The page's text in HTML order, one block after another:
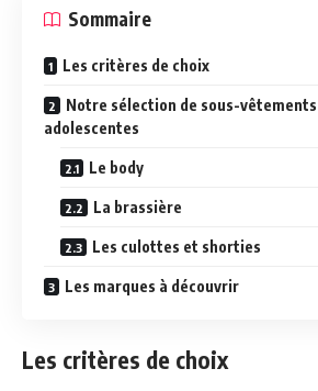
Sommaire
Les critères de choix
Notre sélection de sous-
adolescentes
Le body
La brassière
Les culottes et shorties
Les marques à découvrir
Les critères de choix